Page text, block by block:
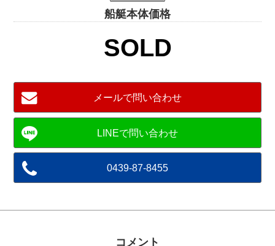
船艇本体価格
SOLD
メールで問い合わせ
0439-87-8455
コメント